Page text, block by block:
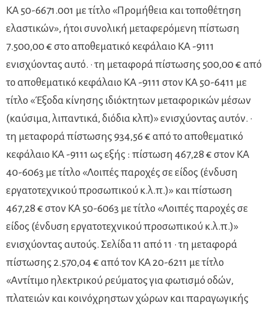
ΚΑ 50-6671.001 με τίτλο «Προμήθεια και τοποθέτηση
ελαστικών», ήτοι συνολική μεταφερόμενη πίστωση
7.500,00 € στο αποθεματικό κεφάλαιο ΚΑ -9111
ενισχύοντας αυτό. · τη μεταφορά πίστωσης 500,00 € από
το αποθεματικό κεφάλαιο ΚΑ -9111 στον ΚΑ 50-6411 με
τίτλο «Έξοδα κίνησης ιδιόκτητων μεταφορικών μέσων
(καύσιμα, λιπαντικά, διόδια κλπ)» ενισχύοντας αυτόν. ·
τη μεταφορά πίστωσης 934,56 € από το αποθεματικό
κεφάλαιο ΚΑ -9111 ως εξής : πίστωση 467,28 € στον ΚΑ
40-6063 με τίτλο «Λοιπές παροχές σε είδος (ένδυση
εργατοτεχνικού προσωπικού κ.λ.π.)» και πίστωση
467,28 € στον ΚΑ 50-6063 με τίτλο «Λοιπές παροχές σε
είδος (ένδυση εργατοτεχνικού προσωπικού κ.λ.π.)»
ενισχύοντας αυτούς. Σελίδα 11 από 11 · τη μεταφορά
πίστωσης 2.570,04 € από τον ΚΑ 20-6211 με τίτλο
«Αντίτιμο ηλεκτρικού ρεύματος για φωτισμό οδών,
πλατειών και κοινόχρηστων χώρων και παραγωγικής